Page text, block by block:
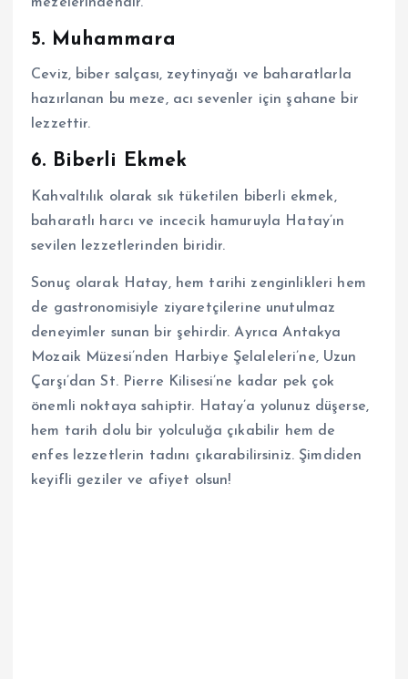
5. Muhammara
Ceviz, biber salçası, zeytinyağı ve baharatlarla
hazırlanan bu meze, acı sevenler için şahane bir
lezzettir.
6. Biberli Ekmek
Kahvaltılık olarak sık tüketilen biberli ekmek,
baharatlı harcı ve incecik hamuruyla Hatay’ın
sevilen lezzetlerinden biridir.
Sonuç olarak Hatay, hem tarihi zenginlikleri hem
de gastronomisiyle ziyaretçilerine unutulmaz
deneyimler sunan bir şehirdir. Ayrıca Antakya
Mozaik Müzesi’nden Harbiye Şelaleleri’ne, Uzun
Çarşı’dan St. Pierre Kilisesi’ne kadar pek çok
önemli noktaya sahiptir. Hatay’a yolunuz düşerse,
hem tarih dolu bir yolculuğa çıkabilir hem de
enfes lezzetlerin tadını çıkarabilirsiniz. Şimdiden
keyifli geziler ve afiyet olsun!